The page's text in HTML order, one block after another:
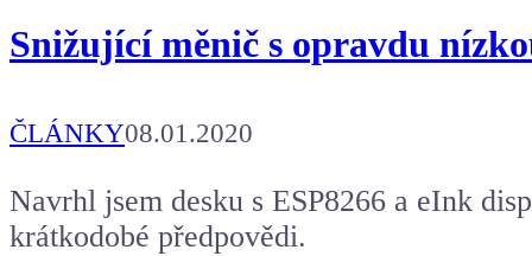
Snižující měnič s opravdu
ČLÁNKY08.01.2020
Navrhl jsem desku s ESP8266 a eInk
krátkodobé předpovědi.